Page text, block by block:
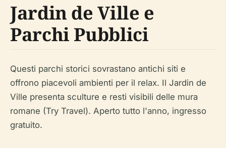
Jardin de Ville e
Parchi Pubblici
Questi parchi storici sovrastano antichi siti e
offrono piacevoli ambienti per il relax. Il Jardin de
Ville presenta sculture e resti visibili delle mura
romane (Try Travel). Aperto tutto l'anno, ingresso
gratuito.